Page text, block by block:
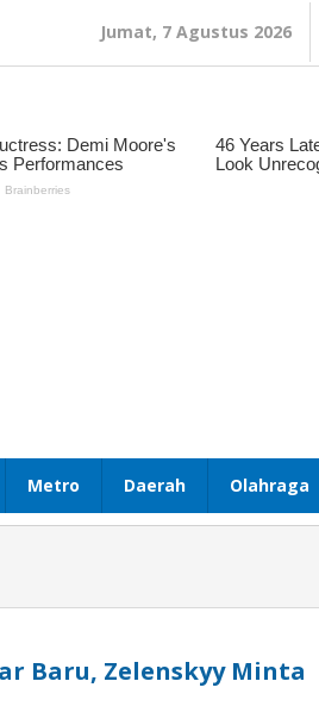
Jumat, 7 Agustus 2026
Metro Daerah Olahraga
Baru, Zelenskyy Minta